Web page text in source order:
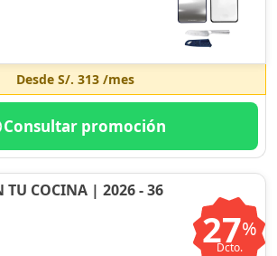
Desde S/. 313/mes
Consultar promoción
TU COCINA | 2026 - 36
27%
Dcto.